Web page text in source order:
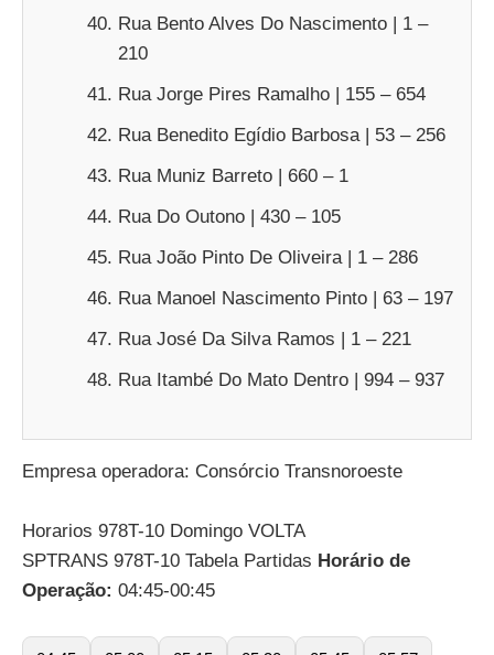
Rua Bento Alves Do Nascimento | 1 –
210
Rua Jorge Pires Ramalho | 155 – 654
Rua Benedito Egídio Barbosa | 53 – 256
Rua Muniz Barreto | 660 – 1
Rua Do Outono | 430 – 105
Rua João Pinto De Oliveira | 1 – 286
Rua Manoel Nascimento Pinto | 63 – 197
Rua José Da Silva Ramos | 1 – 221
Rua Itambé Do Mato Dentro | 994 – 937
Empresa operadora: Consórcio Transnoroeste
Horarios 978T-10 Domingo VOLTA
SPTRANS 978T-10 Tabela Partidas Horário de
Operação: 04:45-00:45